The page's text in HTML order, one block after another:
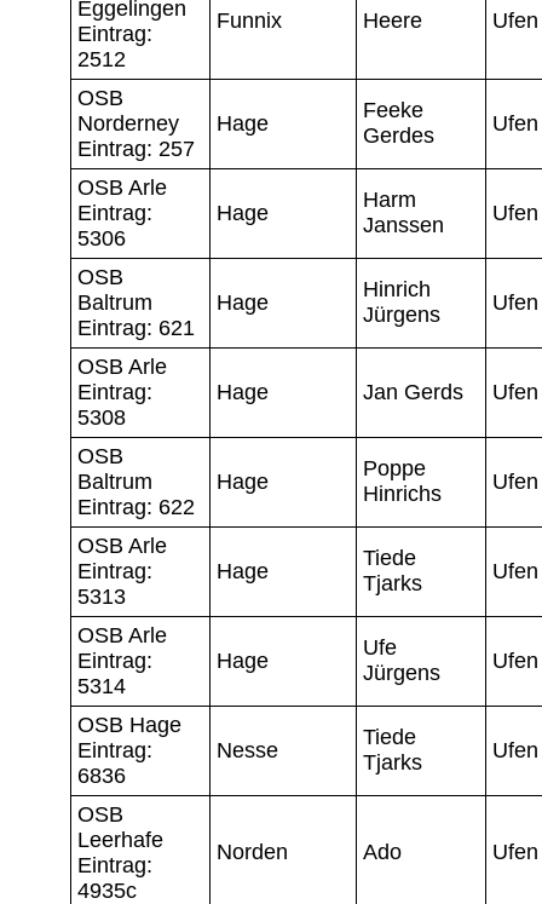
Eggelingen
Eintrag:
2512
Funnix Heere Ufen
OSB
Norderney
Eintrag: 257
Hage
Feeke
Gerdes
Ufen
OSB Arle
Eintrag:
5306
Hage
Harm
Janssen
Ufen
OSB
Baltrum
Eintrag: 621
Hage
Hinrich
Jürgens
Ufen
OSB Arle
Eintrag:
5308
Hage Jan Gerds Ufen
OSB
Baltrum
Eintrag: 622
Hage
Poppe
Hinrichs
Ufen
OSB Arle
Eintrag:
5313
Hage
Tiede
Tjarks
Ufen
OSB Arle
Eintrag:
5314
Hage
Ufe
Jürgens
Ufen
OSB Hage
Eintrag:
6836
Nesse
Tiede
Tjarks
Ufen
OSB
Leerhafe
Eintrag:
4935c
Norden Ado Ufen